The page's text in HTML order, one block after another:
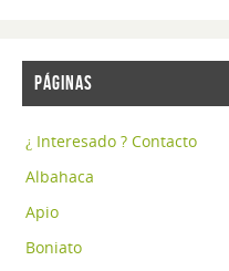
PÁGINAS
¿ Interesado ? Contacto
Albahaca
Apio
Boniato